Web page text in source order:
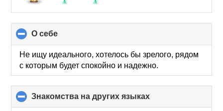
О себе
to
collapse
contents
Не ищу идеального, хотелось бы зрелого, рядом
с которым будет спокойно и надежно.
Знакомства на других языках
to